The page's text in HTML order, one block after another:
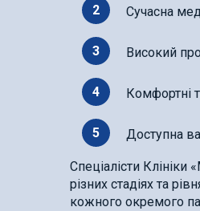
Сучасна
Високий
Комфортні
Доступна
Спеціалісти
різних стадіях та
кожного окремого